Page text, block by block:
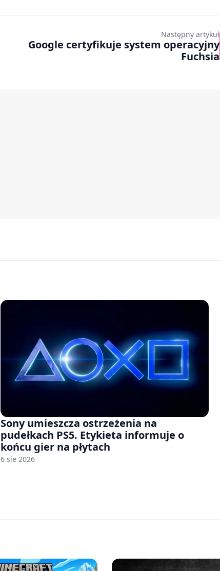
Następny artykuł
Google certyfikuje system operacyjny
Fuchsia
Sony umieszcza ostrzeżenia na
pudełkach PS5. Etykieta informuje o
końcu gier na płytach
6 sie 2026